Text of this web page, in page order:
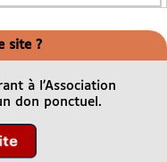
site ?
à l’Association
don ponctuel.